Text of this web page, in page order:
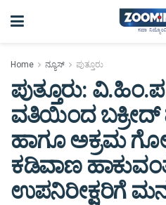
Home ನ್ಯೂಸ್ ಪುತ್ತೂರು
ಪುತ್ತೂರು:
ವತಿಯಿಂದ ಬಕ್ರೀದ್
ಹಾಗೂ ಅಕ್ರಮ
ಕಡಿವಾಣ
ಉಪನಿರೀಕ್ಷರಿಗೆ